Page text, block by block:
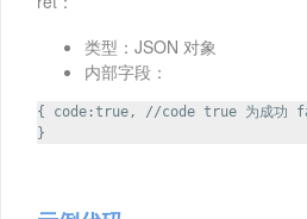
类型：JSON 对象
内部字段：
{ code:true, //code true 为成功
}